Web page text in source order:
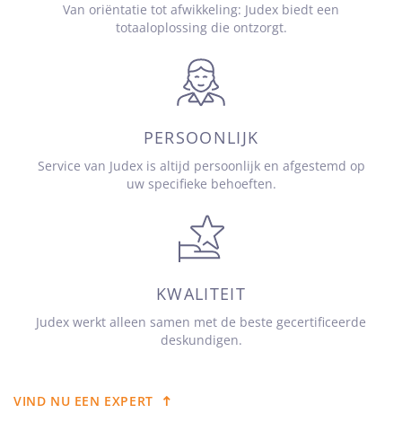
Van oriëntatie tot afwikkeling: Judex biedt een
totaaloplossing die ontzorgt.
PERSOONLIJK
Service van Judex is altijd persoonlijk en afgestemd op
uw specifieke behoeften.
KWALITEIT
Judex werkt alleen samen met de beste gecertificeerde
deskundigen.
VIND NU EEN EXPERT